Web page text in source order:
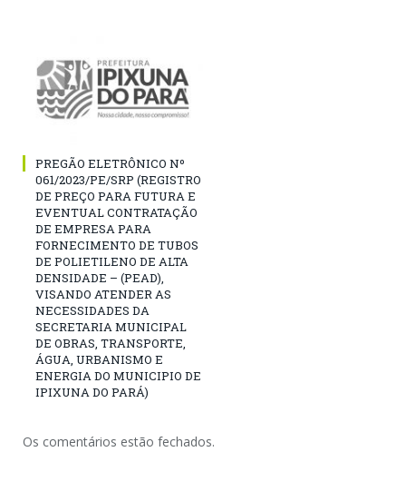
PREGÃO ELETRÔNICO Nº
061/2023/PE/SRP (REGISTRO
DE PREÇO PARA FUTURA E
EVENTUAL CONTRATAÇÃO
DE EMPRESA PARA
FORNECIMENTO DE TUBOS
DE POLIETILENO DE ALTA
DENSIDADE – (PEAD),
VISANDO ATENDER AS
NECESSIDADES DA
SECRETARIA MUNICIPAL
DE OBRAS, TRANSPORTE,
ÁGUA, URBANISMO E
ENERGIA DO MUNICIPIO DE
IPIXUNA DO PARÁ)
Os comentários estão fechados.